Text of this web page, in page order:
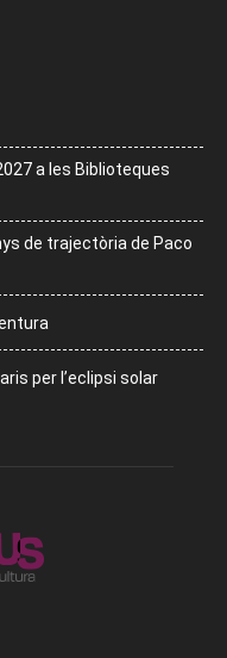
a les Biblioteques
de trajectòria de Paco
per l’eclipsi solar